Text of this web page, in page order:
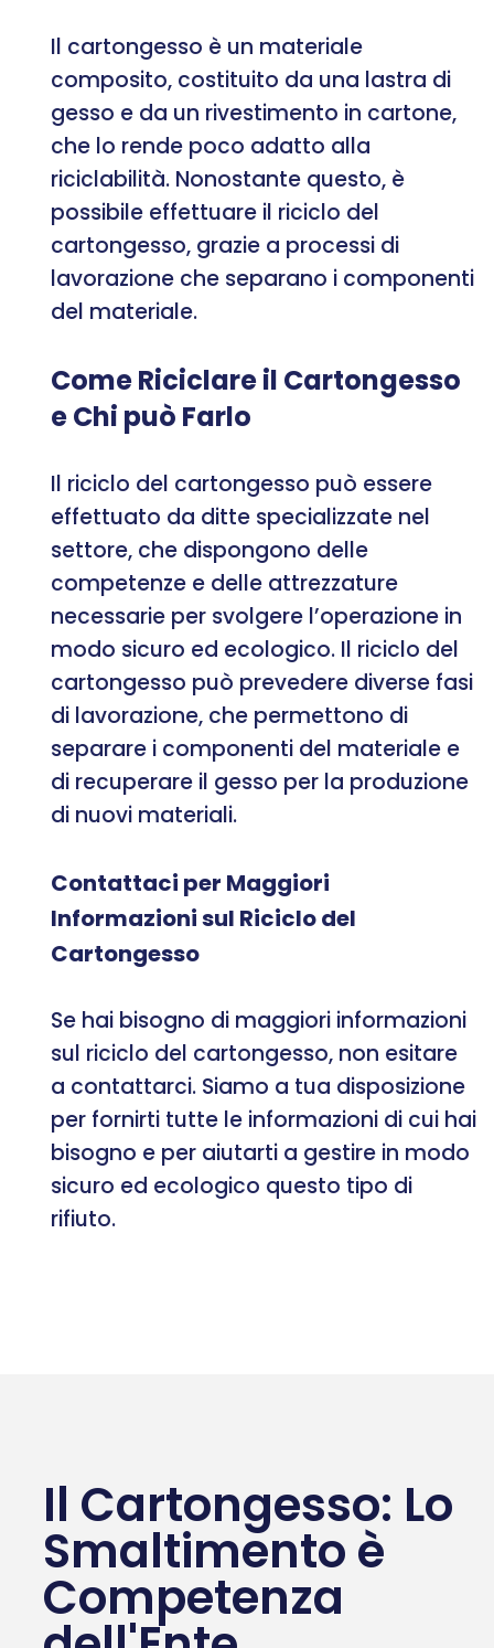
Il cartongesso è un materiale
composito, costituito da una lastra di
gesso e da un rivestimento in cartone,
che lo rende poco adatto alla
riciclabilità. Nonostante questo, è
possibile effettuare il riciclo del
cartongesso, grazie a processi di
lavorazione che separano i componenti
del materiale.
Come Riciclare il Cartongesso
e Chi può Farlo
Il riciclo del cartongesso può essere
effettuato da ditte specializzate nel
settore, che dispongono delle
competenze e delle attrezzature
necessarie per svolgere l’operazione in
modo sicuro ed ecologico. Il riciclo del
cartongesso può prevedere diverse fasi
di lavorazione, che permettono di
separare i componenti del materiale e
di recuperare il gesso per la produzione
di nuovi materiali.
Contattaci per Maggiori
Informazioni sul Riciclo del
Cartongesso
Se hai bisogno di maggiori informazioni
sul riciclo del cartongesso, non esitare
a contattarci. Siamo a tua disposizione
per fornirti tutte le informazioni di cui hai
bisogno e per aiutarti a gestire in modo
sicuro ed ecologico questo tipo di
rifiuto.
Il Cartongesso: Lo
Smaltimento è
Competenza